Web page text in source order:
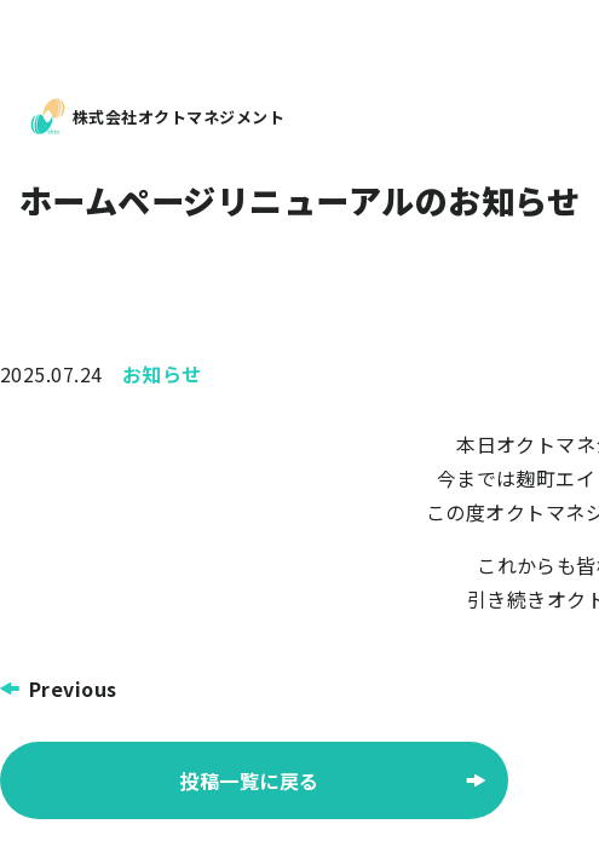
株式会社オクトマネジメント
ホームページリニューアルのお知らせ
2025.07.24 お知らせ
本日オクトマ
今までは麹町エ
この度オクトマネ
これからも
引き続きオク
投
稿
ナ
ビ
Previous
投稿一覧に戻る